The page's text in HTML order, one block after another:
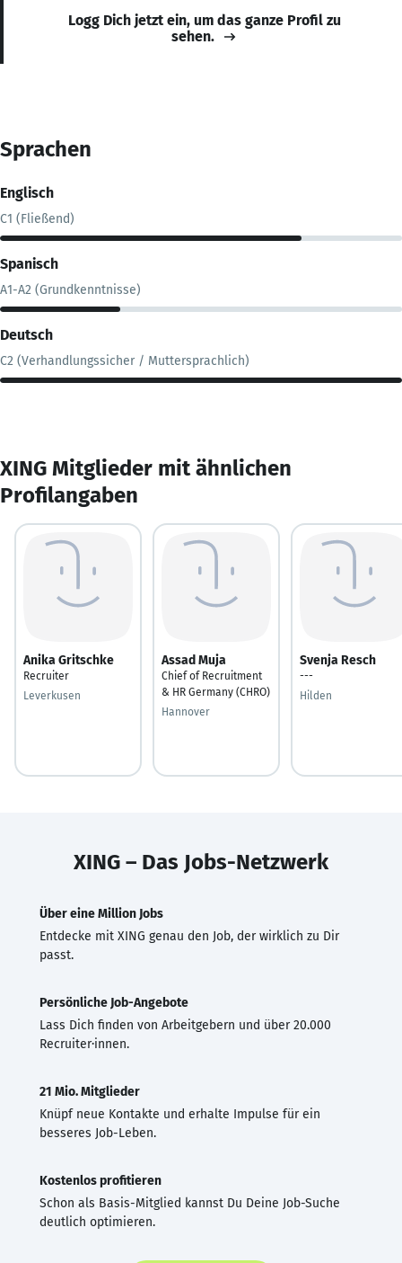
Logg Dich jetzt ein, um das ganze Profil zu
sehen.
Sprachen
Englisch
C1 (Fließend)
Spanisch
A1-A2 (Grundkenntnisse)
Deutsch
C2 (Verhandlungssicher / Muttersprachlich)
XING Mitglieder mit ähnlichen
Profilangaben
Anika Gritschke
Recruiter
Leverkusen
Assad Muja
Chief of Recruitment
& HR Germany (CHRO)
Hannover
Svenja Resch
---
Hilden
XING – Das Jobs-Netzwerk
Über eine Million Jobs
Entdecke mit XING genau den Job, der wirklich zu Dir
passt.
Persönliche Job-Angebote
Lass Dich finden von Arbeitgebern und über 20.000
Recruiter·innen.
21 Mio. Mitglieder
Knüpf neue Kontakte und erhalte Impulse für ein
besseres Job-Leben.
Kostenlos profitieren
Schon als Basis-Mitglied kannst Du Deine Job-Suche
deutlich optimieren.